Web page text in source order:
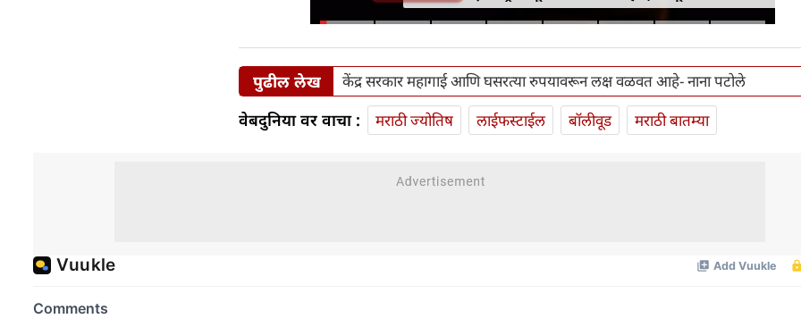
कोनार्कमध्ये कोणती खास वैशिष्ट्ये आहे
पुढील लेख केंद्र सरकार महागाई आणि घसरत्या रुपयावरून लक्ष वळवत आहे- नाना पटोले
वेबदुनिया वर वाचा : मराठी ज्योतिष लाईफस्टाईल बॉलीवूड मराठी बातम्या